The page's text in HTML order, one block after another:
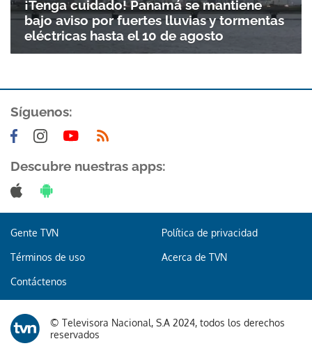
¡Tenga cuidado! Panamá se mantiene
bajo aviso por fuertes lluvias y tormentas
eléctricas hasta el 10 de agosto
Síguenos:
Descubre nuestras apps:
Gente TVN Política de privacidad
Términos de uso Acerca de TVN
Contáctenos
© Televisora Nacional, S.A 2024, todos los derechos
reservados